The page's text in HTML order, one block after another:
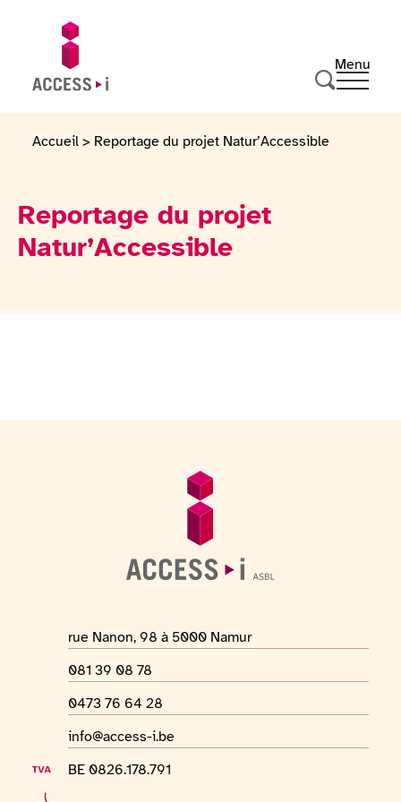
Passer au contenu
Menu
Ouvrir
Accueil > Reportage du projet Natur’Accessible
Reportage du projet
Natur’Accessible
Informations générales
Adresse du lieu
rue Nanon, 98 à 5000 Namur
Numéro de téléphone
081 39 08 78
Numéro Whatsapp
0473 76 64 28
Adresse mail
info@access-i.be
Numéro de TVA
BE 0826.178.791